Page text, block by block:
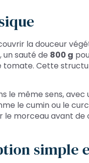
la douceur
sauté de 800 g
Cette
le même sens, avec
le cumin ou le
le morceau avant
simple